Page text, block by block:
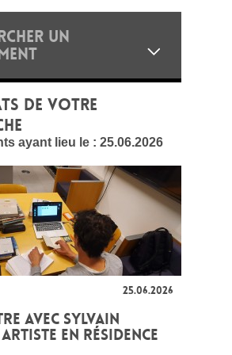
UN
DE VOTRE
ayant lieu le : 25.06.2026
25.06.2026
AVEC SYLVAIN
EN RÉSIDENCE